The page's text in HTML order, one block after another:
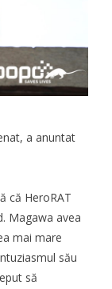
a anuntat
că HeroRAT
Magawa avea
mai mare
său
să